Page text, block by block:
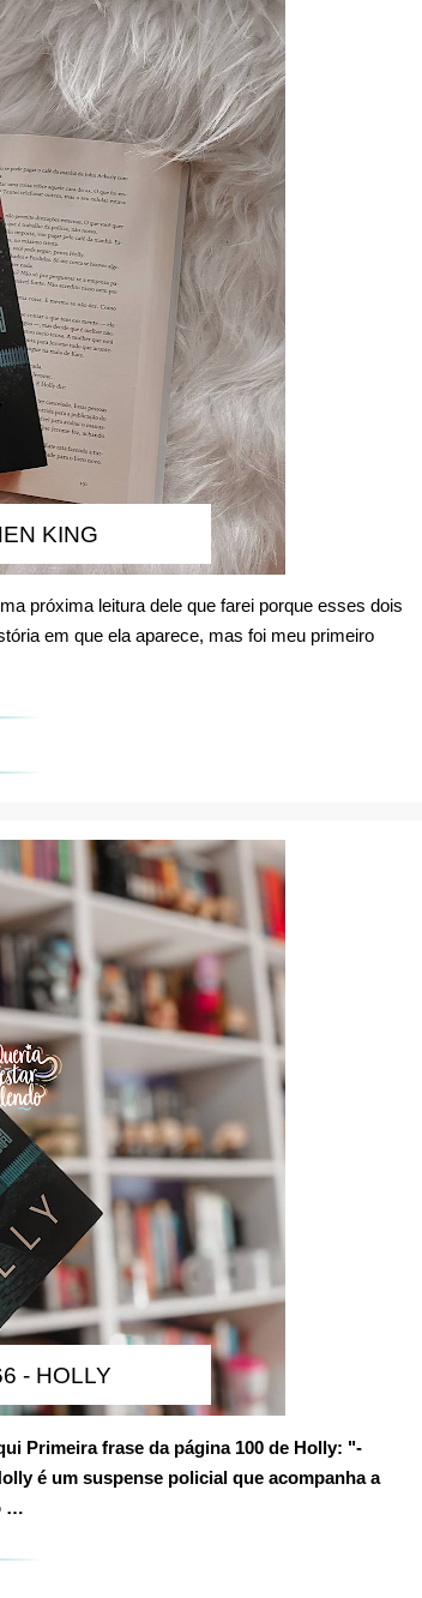
KING
próxima leitura dele que farei porque esses dois
em que ela aparece, mas foi meu primeiro
- HOLLY
Primeira frase da página 100 de Holly: "-
é um suspense policial que acompanha a
…